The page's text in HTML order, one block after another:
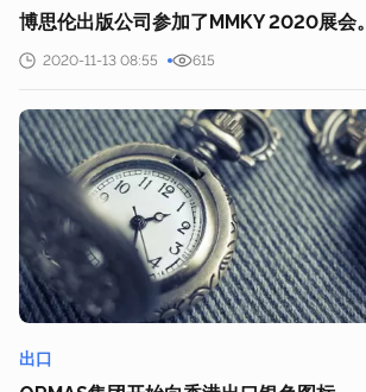
博思伦出版公司参加了MMKY 2020展会。
2020-11-13 08:55 615
出口